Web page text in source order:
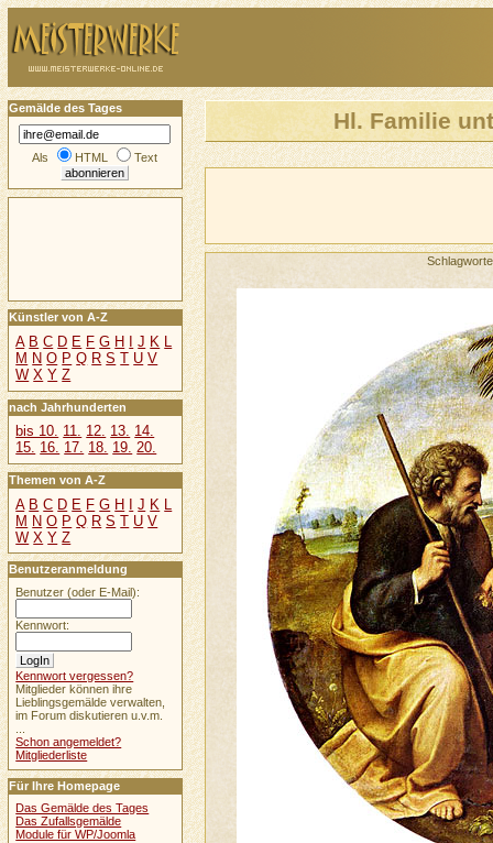
Hl. Familie
Gemälde des Tages
Als HTML Text
Künstler von A-Z
A B C D E F G H J K L
M N O P Q R S T U V
W X Y Z
nach Jahrhunderten
bis 10. 11. 12. 13. 14.
15. 16. 17. 18. 19. 20.
Themen von A-Z
A B C D E F G H I J K L
M N O P Q R S T U V
W X Y Z
Benutzeranmeldung
Benutzer (oder E-Mail):
Kennwort:
Kennwort vergessen?
Mitglieder können ihre
Lieblingsgemälde verwalten,
im Forum diskutieren u.v.m.
Schon angemeldet?
Mitgliederliste
Für Ihre Homepage
Das Gemälde des Tages
Das Zufallsgemälde
Module für WP/Joomla